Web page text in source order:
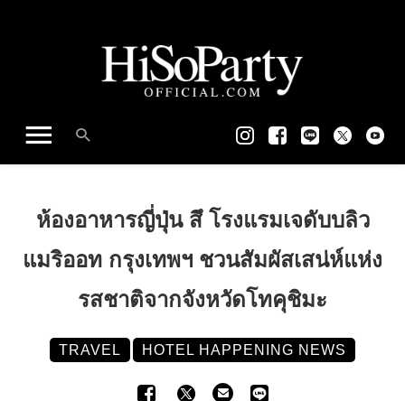
ห้องอาหารญี่ปุ่น สึ โรงแรมเจดับบลิว
แมริออท กรุงเทพฯ ชวนสัมผัสเสน่ห์แห่ง
รสชาติจากจังหวัดโทคุชิมะ
TRAVEL HOTEL HAPPENING NEWS